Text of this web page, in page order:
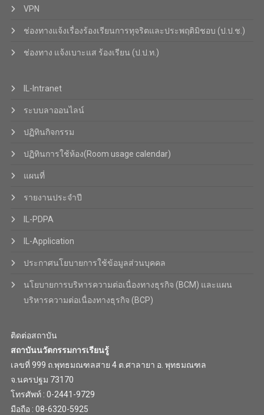
VPN
ช่องทางแจ้งเรื่องร้องเรียนการทุจริตและประพฤติมิชอบ (ป.ป.ช.)
ช่องทาง แจ้งเบาะแส ร้องเรียน (ป.ป.ท.)
IL-Intranet
ระบบลาออนไลน์
ปฏิทินกิจกรรม
ปฏิทินการใช้ห้อง(Room usage calendar)
แผนที่
รายงานประจำปี
IL-PDPA
IL-Application
ประกาศนโยบายการใช้ข้อมูลส่วนบุคคล
นโยบายการบริหารความต่อเนื่องทางธุรกิจ (BCM) และแผน
บริหารความต่อเนื่องทางธุรกิจ (BCP)
ติดต่อสถาบัน
สถาบันนวัตกรรมการเรียนรู้
เลขที่ 999 ถ.พุทธมณฑลสาย 4 ต.ศาลายา อ. พุทธมณฑล
จ.นครปฐม 73170
โทรศัพท์ : 0-2441-9729
มือถือ : 08-6320-5925